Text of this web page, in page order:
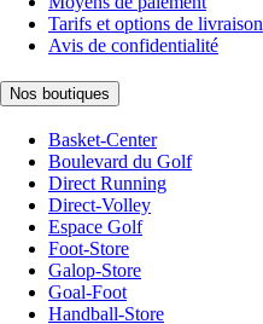
Tarifs et options de livraison
Avis de confidentialité
Nos boutiques
Basket-Center
Boulevard du Golf
Direct Running
Direct-Volley
Espace Golf
Foot-Store
Galop-Store
Goal-Foot
Handball-Store